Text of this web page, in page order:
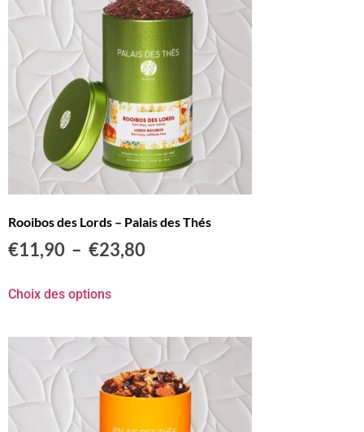
Rooibos des Lords – Palais des Thés
€11,90 – €23,80
Choix des options